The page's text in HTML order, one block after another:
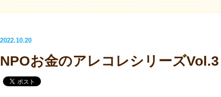
2022.10.20
NPOお金のアレコレシリーズ